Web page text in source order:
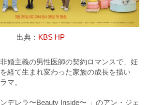
出典： KBS HP
婚主義の男性医師の契約ロマンスで、妊
経て生まれ変わった家族の成長を描い
マ。
デレラ〜Beauty Inside〜 」のアン・ジェ